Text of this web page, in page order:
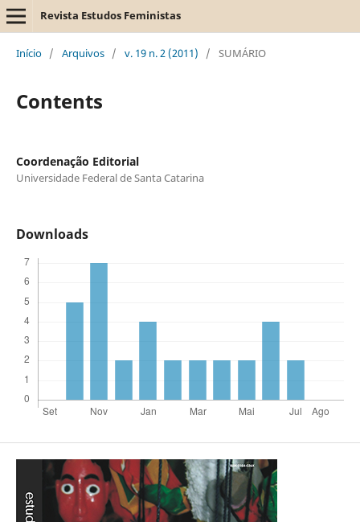
Revista Estudos Feministas
Início / Arquivos / v. 19 n. 2 (2011) / SUMÁRIO
Contents
Coordenação Editorial
Universidade Federal de Santa Catarina
Downloads